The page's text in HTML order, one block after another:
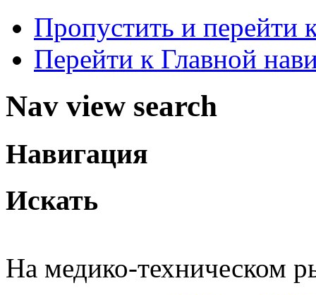
Пропустить и перейти
Перейти к Главной
Nav view search
Навигация
Искать
На медико-техническом